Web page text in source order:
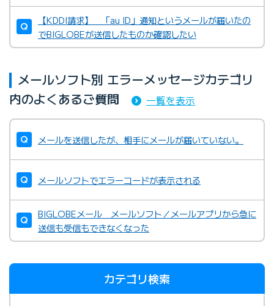
【KDDI請求】 「au ID」通知というメールが届いたの
でBIGLOBEが送信したものか確認したい
メールソフト別 エラーメッセージカテゴリ
内のよくあるご質問
一覧を表示
メールを送信したが、相手にメールが届いていない。
メールソフトでエラーコードが表示される
BIGLOBEメール メールソフト／メールアプリから急に
送信も受信もできなくなった
カテゴリ検索